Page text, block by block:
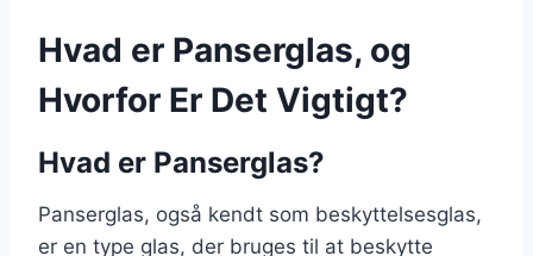
Hvad er Panserglas, og
Hvorfor Er Det Vigtigt?
Hvad er Panserglas?
Panserglas, også kendt som beskyttelsesglas,
er en type glas, der bruges til at beskytte